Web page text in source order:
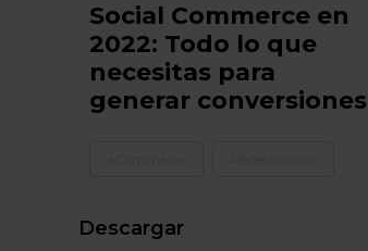
Social Commerce en
2022: Todo lo que
necesitas para
generar conversiones
Descargar